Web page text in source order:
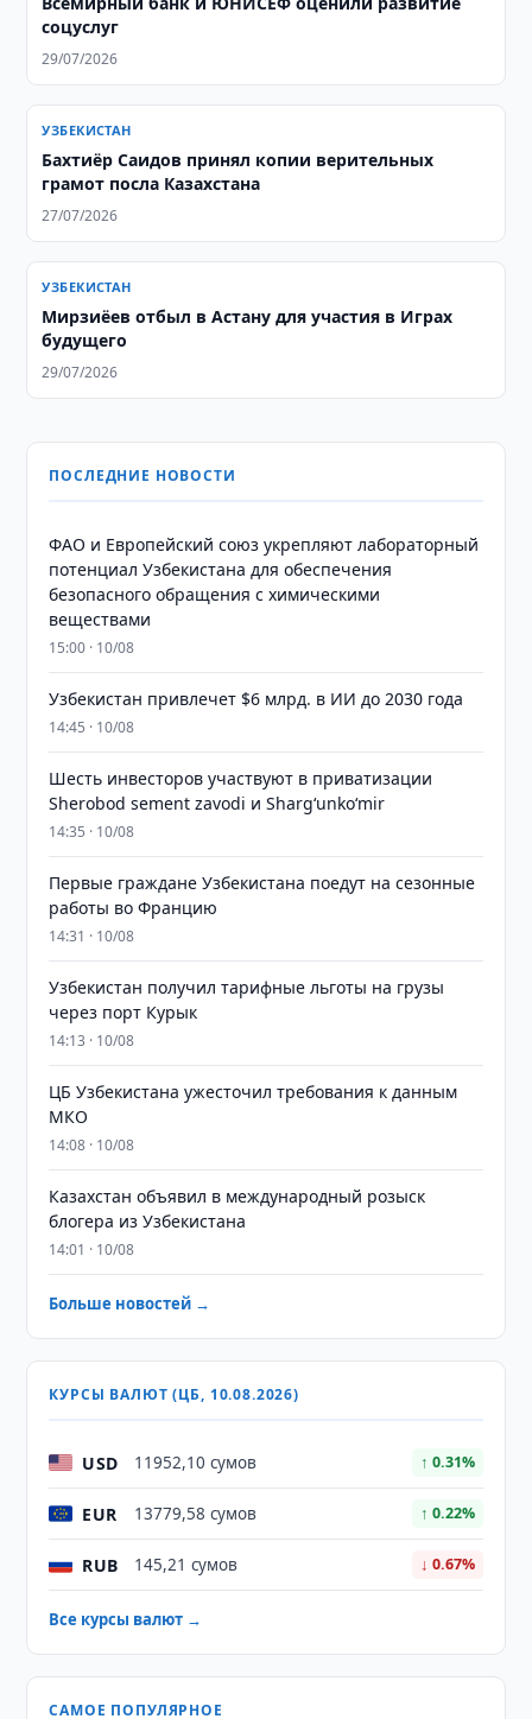
соцуслуг
29/07/2026
УЗБЕКИСТАН
Бахтиёр Саидов принял копии верительных
грамот посла Казахстана
27/07/2026
УЗБЕКИСТАН
Мирзиёев отбыл в Астану для участия в Играх
будущего
29/07/2026
ПОСЛЕДНИЕ НОВОСТИ
ФАО и Европейский союз укрепляют лабораторный
потенциал Узбекистана для обеспечения
безопасного обращения с химическими
веществами
15:00 · 10/08
Узбекистан привлечет $6 млрд. в ИИ до 2030 года
14:45 · 10/08
Шесть инвесторов участвуют в приватизации
Sherobod sement zavodi и Shargʻunkoʻmir
14:35 · 10/08
Первые граждане Узбекистана поедут на сезонные
работы во Францию
14:31 · 10/08
Узбекистан получил тарифные льготы на грузы
через порт Курык
14:13 · 10/08
ЦБ Узбекистана ужесточил требования к данным
МКО
14:08 · 10/08
Казахстан объявил в международный розыск
блогера из Узбекистана
14:01 · 10/08
Больше новостей →
КУРСЫ ВАЛЮТ (ЦБ, 10.08.2026)
USD 11952,10 сумов ↑ 0.31%
EUR 13779,58 сумов ↑ 0.22%
RUB 145,21 сумов ↓ 0.67%
Все курсы валют →
САМОЕ ПОПУЛЯРНОЕ